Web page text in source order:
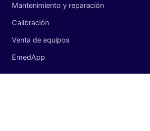
Mantenimiento y reparación
Calibración
Venta de equipos
EmedApp